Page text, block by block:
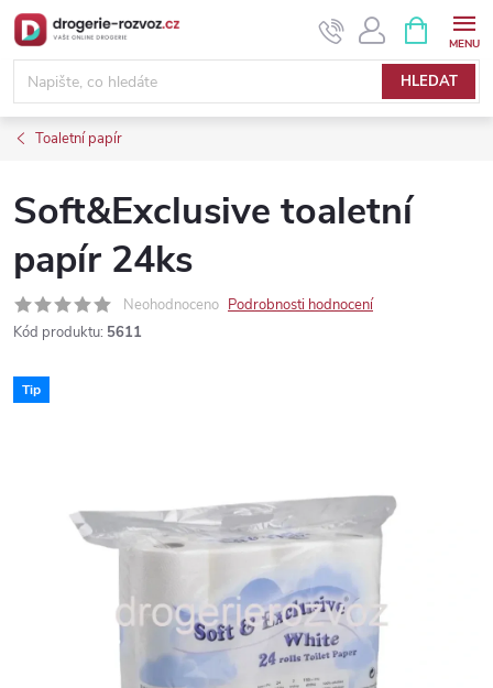
Přejít
na
obsah
HLEDAT
NÁKUPNÍ
KOŠÍK
Toaletní papír
Soft&Exclusive toaletní
papír 24ks
Neohodnoceno Podrobnosti hodnocení
Kód produktu: 5611
Tip